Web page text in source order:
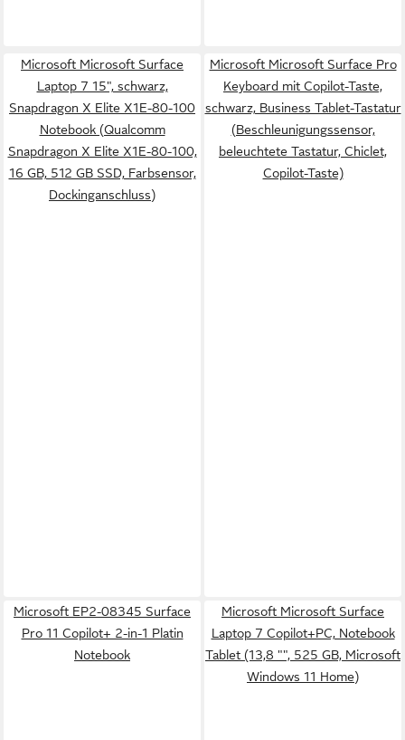
Microsoft Microsoft Surface
Laptop 7 15", schwarz,
Snapdragon X Elite X1E-80-100
Notebook (Qualcomm
Snapdragon X Elite X1E-80-100,
16 GB, 512 GB SSD, Farbsensor,
Dockinganschluss)
Microsoft Microsoft Surface Pro
Keyboard mit Copilot-Taste,
schwarz, Business Tablet-Tastatur
(Beschleunigungssensor,
beleuchtete Tastatur, Chiclet,
Copilot-Taste)
Microsoft EP2-08345 Surface
Pro 11 Copilot+ 2-in-1 Platin
Notebook
Microsoft Microsoft Surface
Laptop 7 Copilot+PC, Notebook
Tablet (13,8 "", 525 GB, Microsoft
Windows 11 Home)